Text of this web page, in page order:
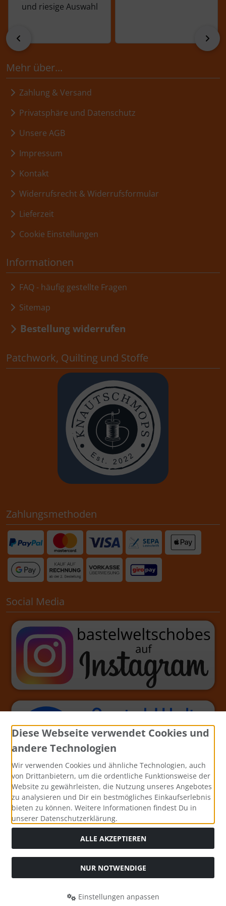
und riesige Auswahl
vor
Mehr über...
Zahlung & Versand
Privatsphäre und Datenschutz
Unsere AGB
Impressum
Kontakt
Widerrufsrecht & Widerrufsformular
Lieferzeit
Cookie Einstellungen
Informationen
FAQ - häufig gestellte Fragen
Sitemap
Bestellung widerrufen
Patchwork, Quilting und Stoffe
Zahlungsmethoden
Social Media
Alle Preise inkl. gesetzl. MwSt. zzgl.Versandkosten. Die
bei Bastel-Welt Schobes.
Diese Webseite verwendet Cookies und
andere Technologien
Wir verwenden Cookies und ähnliche Technologien, auch
von Drittanbietern, um die ordentliche Funktionsweise der
Website zu gewährleisten, die Nutzung unseres Angebotes
zu analysieren und Dir ein bestmögliches Einkaufserlebnis
bieten zu können. Weitere Informationen findest Du in
unserer Datenschutzerklärung.
ALLE AKZEPTIEREN
NUR NOTWENDIGE
Einstellungen anpassen